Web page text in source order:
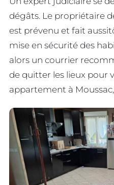
dégâts. Le propriétaire
est prévenu et fait
mise en sécurité des
alors un courrier
de quitter les lieux pour
appartement à